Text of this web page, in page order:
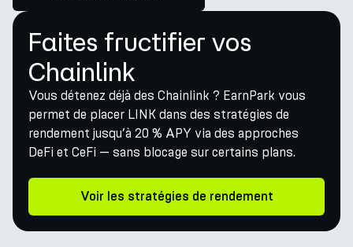
Faites fructifier vos
Chainlink
Vous détenez déjà des Chainlink ? EarnPark vous
permet de placer LINK dans des stratégies de
rendement jusqu’à 20 % APY via des approches
DeFi et CeFi — sans blocage sur certains plans.
Voir les stratégies de rendement